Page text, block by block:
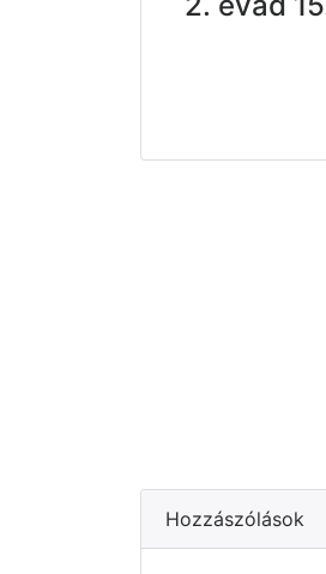
Hozzászólások